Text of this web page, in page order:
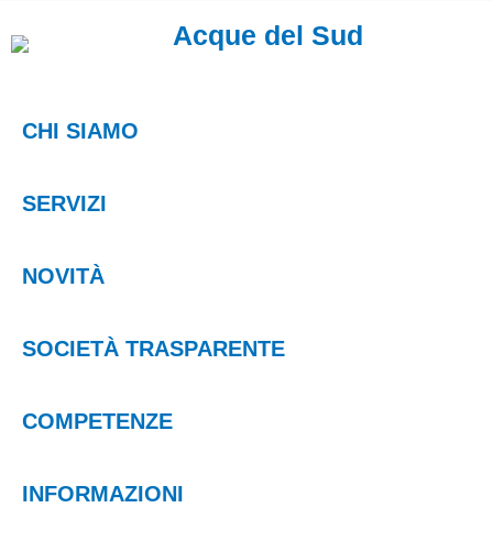
Acque del Sud
CHI SIAMO
SERVIZI
NOVITÀ
SOCIETÀ TRASPARENTE
COMPETENZE
INFORMAZIONI